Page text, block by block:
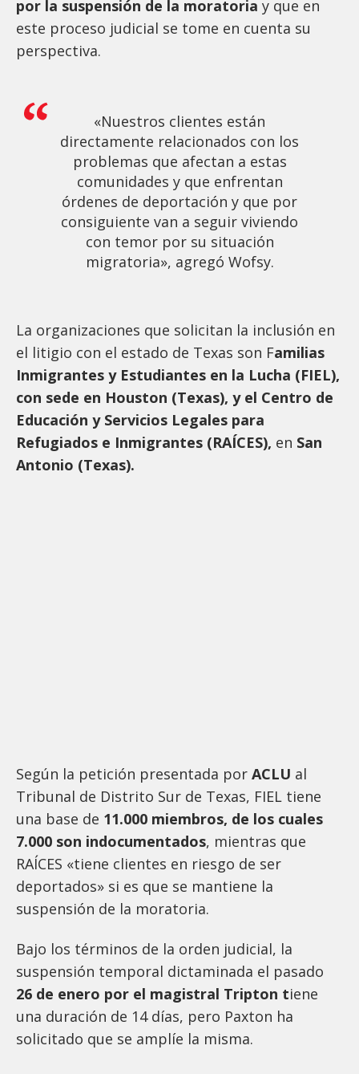
por la suspensión de la moratoria y que en
este proceso judicial se tome en cuenta su
perspectiva.
«Nuestros clientes están
directamente relacionados con los
problemas que afectan a estas
comunidades y que enfrentan
órdenes de deportación y que por
consiguiente van a seguir viviendo
con temor por su situación
migratoria», agregó Wofsy.
La organizaciones que solicitan la inclusión en
el litigio con el estado de Texas son Familias
Inmigrantes y Estudiantes en la Lucha (FIEL),
con sede en Houston (Texas), y el Centro de
Educación y Servicios Legales para
Refugiados e Inmigrantes (RAÍCES), en San
Antonio (Texas).
Según la petición presentada por ACLU al
Tribunal de Distrito Sur de Texas, FIEL tiene
una base de 11.000 miembros, de los cuales
7.000 son indocumentados, mientras que
RAÍCES «tiene clientes en riesgo de ser
deportados» si es que se mantiene la
suspensión de la moratoria.
Bajo los términos de la orden judicial, la
suspensión temporal dictaminada el pasado
26 de enero por el magistral Tripton tiene
una duración de 14 días, pero Paxton ha
solicitado que se amplíe la misma.